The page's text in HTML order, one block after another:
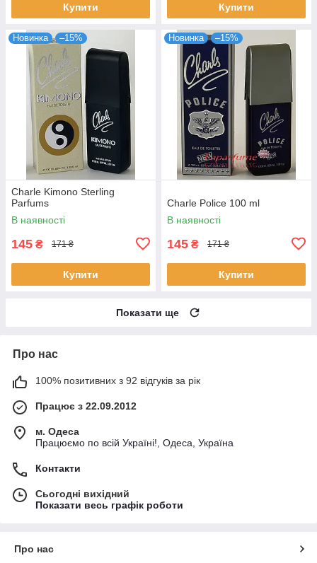
Купити Купити
Новинка –15%
Charle Kimono Sterling
Parfums
В наявності
145 ₴ 171 ₴
Купити
Новинка –15%
Charle Police 100 ml
В наявності
145 ₴ 171 ₴
Купити
Показати ще
Про нас
100% позитивних з 92 відгуків за рік
Працює з 22.09.2012
м. Одеса
Працюємо по всій Україні!, Одеса, Україна
Контакти
Сьогодні вихідний
Показати весь графік роботи
Про нас